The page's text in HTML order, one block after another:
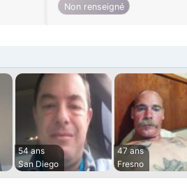
Non renseigné
54 ans
San Diego
47 ans
Fresno